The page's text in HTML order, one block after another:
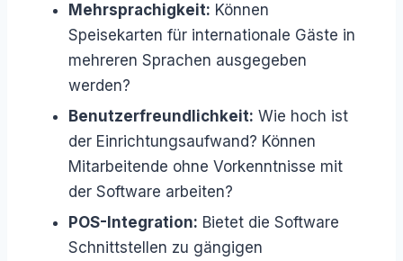
Mehrsprachigkeit: Können
Speisekarten für internationale Gäste in
mehreren Sprachen ausgegeben
werden?
Benutzerfreundlichkeit: Wie hoch ist
der Einrichtungsaufwand? Können
Mitarbeitende ohne Vorkenntnisse mit
der Software arbeiten?
POS-Integration: Bietet die Software
Schnittstellen zu gängigen